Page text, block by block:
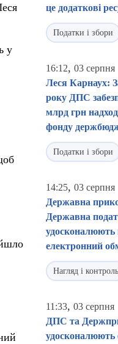
у
це додаткові
Податки і збори
16:12, 03 серпня
Леся Карнаух:
року ДПС
млрд грн
фонду
Податки і збори
14:25, 03 серпня
Державна
Державна
удосконалюють
електронний
Нагляд і контроль
11:33, 03 серпня
ДПС та
удосконалюють